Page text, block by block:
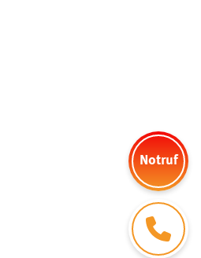
Notruf
Kontakt